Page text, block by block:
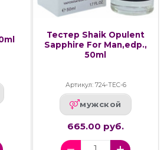
Тестер Shaik Opulent
Sapphire For Man,edp.,
50ml
Артикул: 724-ТЕС-6
мужской
665.00 руб.